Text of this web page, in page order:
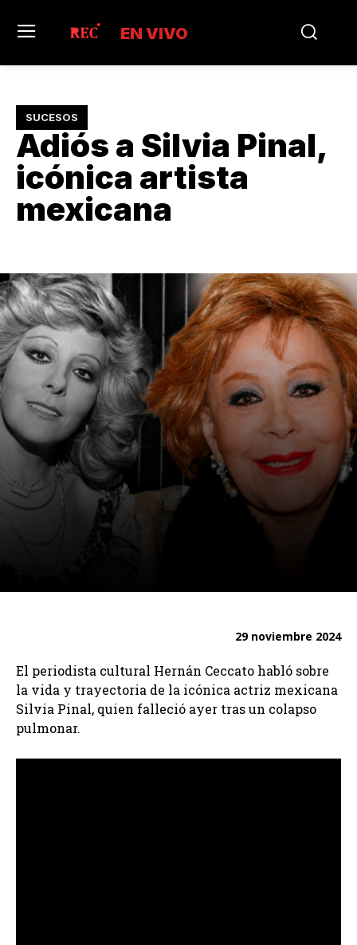
EN VIVO
SUCESOS
Adiós a Silvia Pinal,
icónica artista
mexicana
29 noviembre 2024
El periodista cultural Hernán Ceccato habló sobre
la vida y trayectoria de la icónica actriz mexicana
Silvia Pinal, quien falleció ayer tras un colapso
pulmonar.